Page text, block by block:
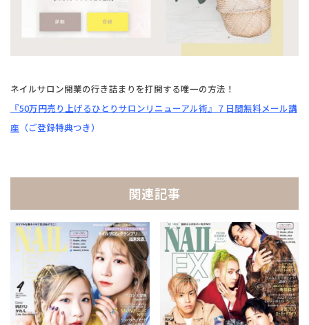
ネイルサロン開業の行き詰まりを打開する唯一の方法！
『50万円売り上げるひとりサロンリニューアル術』 ７日間無料メール講
座 （ご登録特典つき）
関連記事